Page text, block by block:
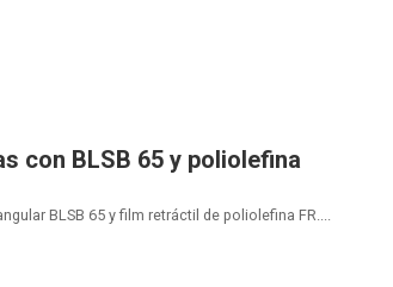
con BLSB 65 y poliolefina
BLSB 65 y film retráctil de poliolefina FR....